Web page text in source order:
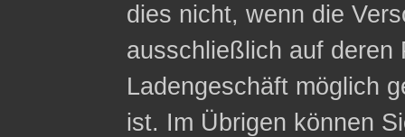
dies nicht, wenn die
ausschließlich auf deren
Ladengeschäft möglich
ist. Im Übrigen können